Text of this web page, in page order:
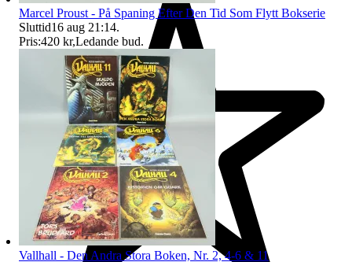
Marcel Proust - På Spaning Efter Den Tid Som Flytt Bokserie
Sluttid16 aug 21:14.
Pris:420 kr,Ledande bud.
Vallhall - Den Andra Stora Boken, Nr. 2, 4-6 & 11